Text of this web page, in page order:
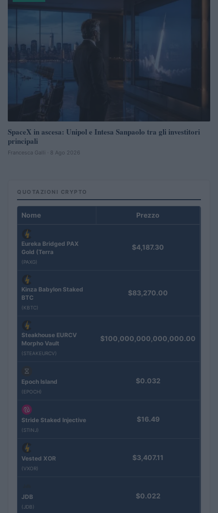
SpaceX in ascesa: Unipol e Intesa Sanpaolo tra gli investitori
principali
Francesca Galli · 8 Ago 2026
QUOTAZIONI CRYPTO
Nome Prezzo
Eureka Bridged PAX
Gold (Terra
(PAXG)
$4,187.30
Kinza Babylon Staked
BTC
(KBTC)
$83,270.00
Steakhouse EURCV
Morpho Vault
(STEAKEURCV)
$100,000,000,000,000.00
Epoch Island
(EPOCH)
$0.032
Stride Staked Injective
(STINJ)
$16.49
Vested XOR
(VXOR)
$3,407.11
JDB
(JDB)
$0.022